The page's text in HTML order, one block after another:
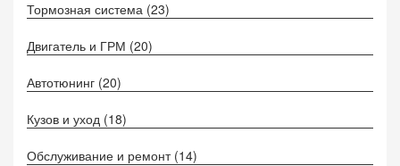
Тормозная система (23)
Двигатель и ГРМ (20)
Автотюнинг (20)
Кузов и уход (18)
Обслуживание и ремонт (14)